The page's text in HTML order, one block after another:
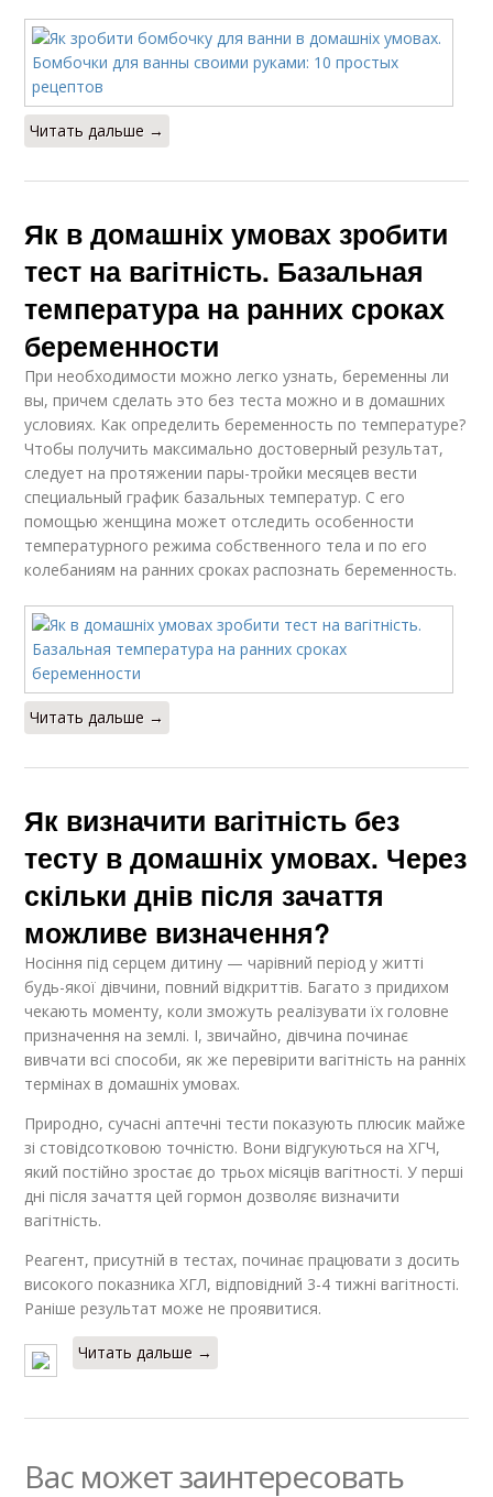
Читать дальше →
Як в домашніх умовах зробити
тест на вагітність. Базальная
температура на ранних сроках
беременности
При необходимости можно легко узнать, беременны ли
вы, причем сделать это без теста можно и в домашних
условиях. Как определить беременность по температуре?
Чтобы получить максимально достоверный результат,
следует на протяжении пары-тройки месяцев вести
специальный график базальных температур. С его
помощью женщина может отследить особенности
температурного режима собственного тела и по его
колебаниям на ранних сроках распознать беременность.
Читать дальше →
Як визначити вагітність без
тесту в домашніх умовах. Через
скільки днів після зачаття
можливе визначення?
Носіння під серцем дитину — чарівний період у житті
будь-якої дівчини, повний відкриттів. Багато з придихом
чекають моменту, коли зможуть реалізувати їх головне
призначення на землі. І, звичайно, дівчина починає
вивчати всі способи, як же перевірити вагітність на ранніх
термінах в домашніх умовах.
Природно, сучасні аптечні тести показують плюсик майже
зі стовідсотковою точністю. Вони відгукуються на ХГЧ,
який постійно зростає до трьох місяців вагітності. У перші
дні після зачаття цей гормон дозволяє визначити
вагітність.
Реагент, присутній в тестах, починає працювати з досить
високого показника ХГЛ, відповідний 3-4 тижні вагітності.
Раніше результат може не проявитися.
Читать дальше →
Вас может заинтересовать